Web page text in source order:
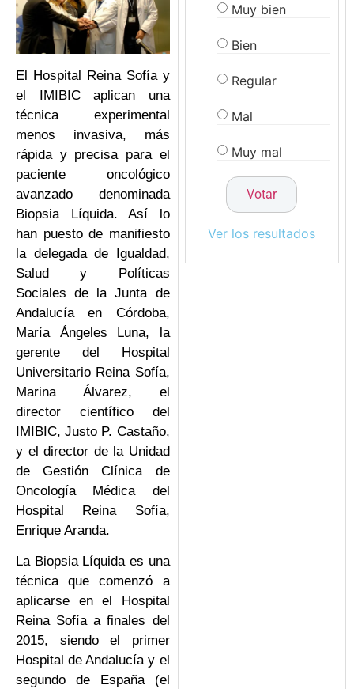
El Hospital Reina Sofía y
el IMIBIC aplican una
técnica experimental
menos invasiva, más
rápida y precisa para el
paciente oncológico
avanzado denominada
Biopsia Líquida. Así lo
han puesto de manifiesto
la delegada de Igualdad,
Salud y Políticas
Sociales de la Junta de
Andalucía en Córdoba,
María Ángeles Luna, la
gerente del Hospital
Universitario Reina Sofía,
Marina Álvarez, el
director científico del
IMIBIC, Justo P. Castaño,
y el director de la Unidad
de Gestión Clínica de
Oncología Médica del
Hospital Reina Sofía,
Enrique Aranda.
La Biopsia Líquida es una
técnica que comenzó a
aplicarse en el Hospital
Reina Sofía a finales del
2015, siendo el primer
Hospital de Andalucía y el
segundo de España (el
Muy bien
Bien
Regular
Mal
Muy mal
Ver los resultados